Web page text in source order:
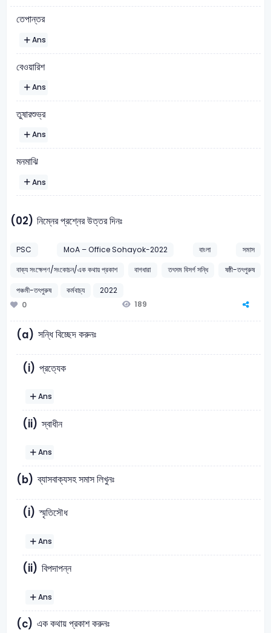
তেপান্তর
Ans
বেওয়ারিশ
Ans
তুষারশুভ্র
Ans
মনমাঝি
Ans
(02) নিম্নের প্রশ্নের উত্তর দিনঃ
PSC MoA – Office Sohayok-2022 বাংলা
সমাস
বাক্য সংক্ষেপণ/সংকোচন/এক কথায় প্রকাশ
বাগধারা তৎসম বিসর্গ সন্ধি
ষষ্ঠী-তৎপুরুষ
পঞ্চমী-তৎপুরুষ
কর্মবাচ্য
2022
0
189
(a) সন্ধি বিচ্ছেদ করুনঃ
(i) প্রত্যেক
Ans
(ii) স্বাধীন
Ans
(b) ব্যাসবাক্যসহ সমাস লিখুনঃ
(i) স্মৃতিসৌধ
Ans
(ii) বিপদাপন্ন
Ans
(c) এক কথায় প্রকাশ করুনঃ